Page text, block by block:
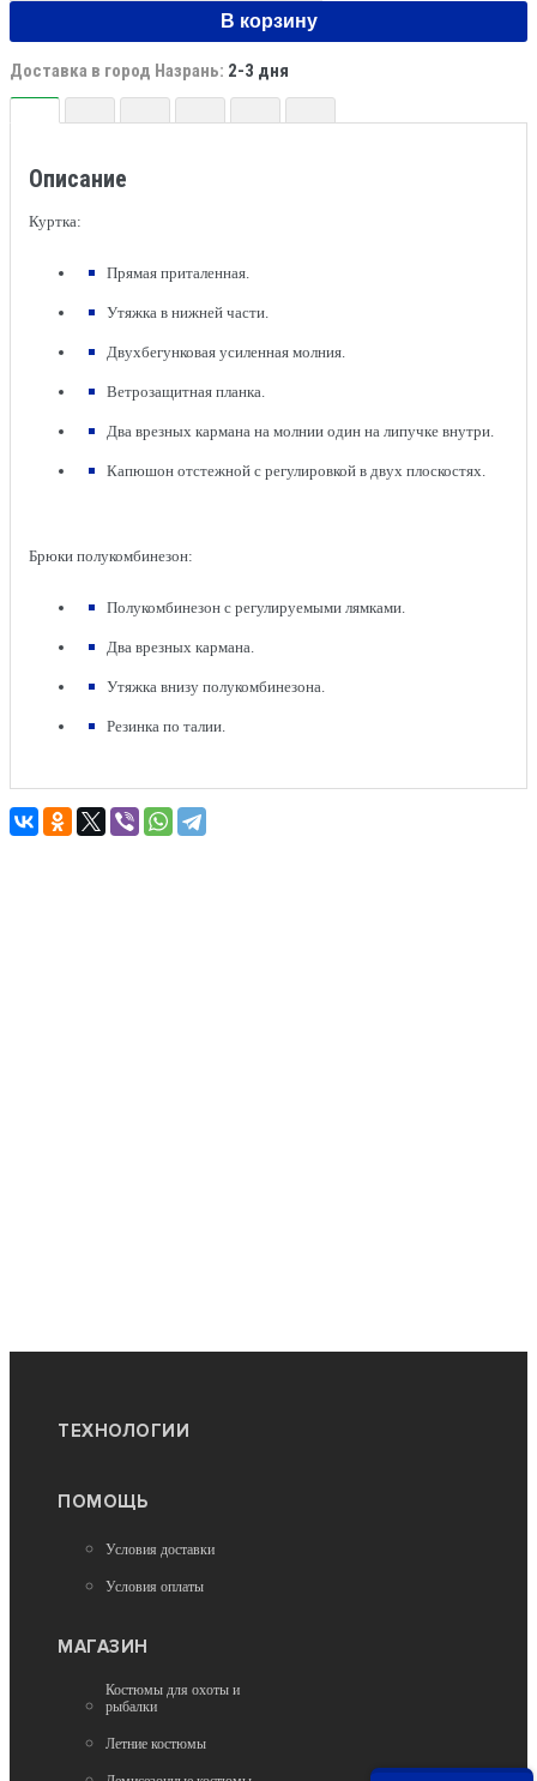
В корзину
Доставка в город Назрань: 2-3 дня
Описание
Куртка:
Прямая приталенная.
Утяжка в нижней части.
Двухбегунковая усиленная молния.
Ветрозащитная планка.
Два врезных кармана на молнии один на липучке внутри.
Капюшон отстежной с регулировкой в двух плоскостях.
Брюки полукомбинезон:
Полукомбинезон с регулируемыми лямками.
Два врезных кармана.
Утяжка внизу полукомбинезона.
Резинка по талии.
ТЕХНОЛОГИИ
ПОМОЩЬ
Условия доставки
Условия оплаты
МАГАЗИН
Костюмы для охоты и
рыбалки
Летние костюмы